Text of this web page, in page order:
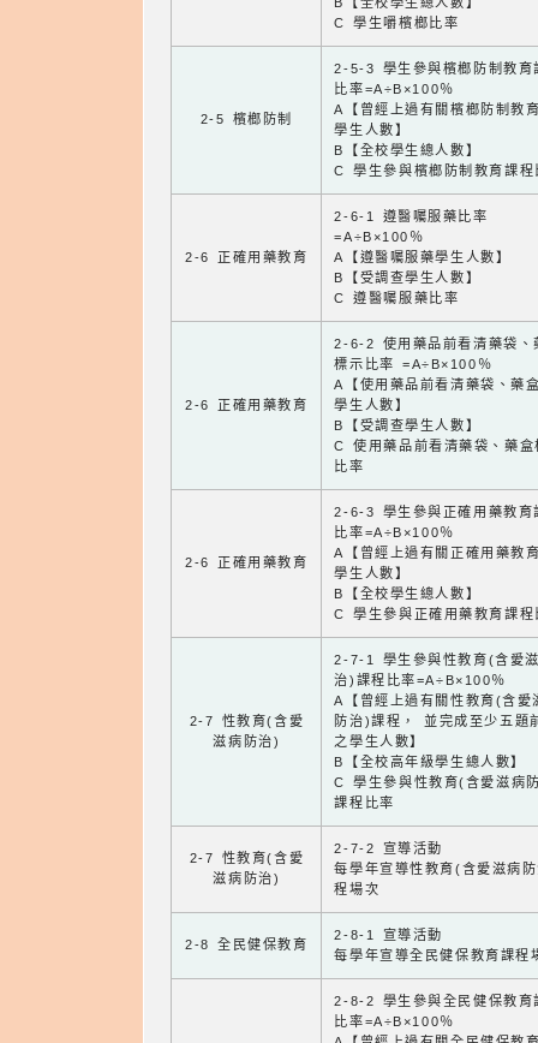
C 學生嚼檳榔比率
2-5 檳榔防制
2-5-3 學生參與檳榔防制教育
比率=A÷B×100％
A【曾經上過有關檳榔防制教
學生人數】
B【全校學生總人數】
C 學生參與檳榔防制教育課程
2-6 正確用藥教育
2-6-1 遵醫囑服藥比率
=A÷B×100％
A【遵醫囑服藥學生人數】
B【受調查學生人數】
C 遵醫囑服藥比率
2-6 正確用藥教育
2-6-2 使用藥品前看清藥袋、
標示比率 =A÷B×100％
A【使用藥品前看清藥袋、藥
學生人數】
B【受調查學生人數】
C 使用藥品前看清藥袋、藥盒
比率
2-6 正確用藥教育
2-6-3 學生參與正確用藥教育
比率=A÷B×100％
A【曾經上過有關正確用藥教
學生人數】
B【全校學生總人數】
C 學生參與正確用藥教育課程
2-7 性教育(含愛
滋病防治)
2-7-1 學生參與性教育(含愛
治)課程比率=A÷B×100％
A【曾經上過有關性教育(含愛
防治)課程， 並完成至少五題
之學生人數】
B【全校高年級學生總人數】
C 學生參與性教育(含愛滋病
課程比率
2-7 性教育(含愛
滋病防治)
2-7-2 宣導活動
每學年宣導性教育(含愛滋病
程場次
2-8 全民健保教育
2-8-1 宣導活動
每學年宣導全民健保教育課程
2-8-2 學生參與全民健保教育
比率=A÷B×100％